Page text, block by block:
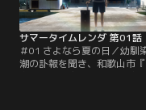
サマータイムレンダ 第01話
＃01 さよなら夏の日／幼馴
潮の訃報を聞き、和歌山市